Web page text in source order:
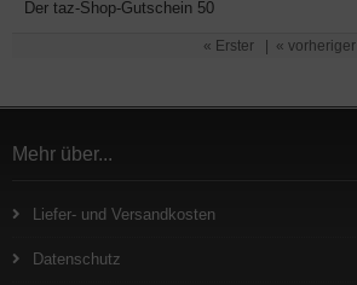
Der taz-Shop-Gutschein 50 
« Erster « vorheriger
Mehr über...
Liefer- und Versandkosten
Datenschutz